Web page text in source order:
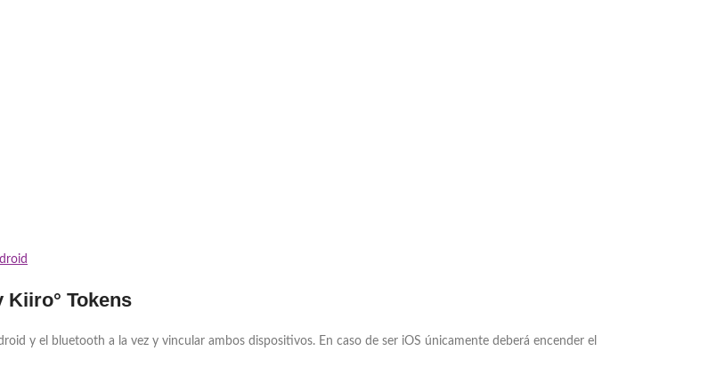
Kiiro° Tokens
y el bluetooth a la vez y vincular ambos dispositivos. En caso de ser iOS únicamente deberá encender el